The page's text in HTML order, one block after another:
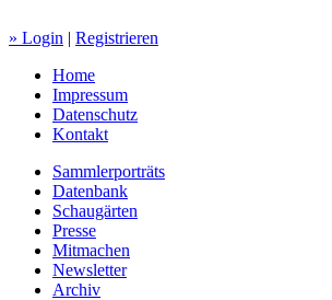
» Login | Registrieren
Home
Impressum
Datenschutz
Kontakt
Sammlerporträts
Datenbank
Schaugärten
Presse
Mitmachen
Newsletter
Archiv